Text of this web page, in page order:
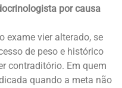
por causa
exame vier alterado, se
de peso e histórico
contraditório. Em quem
quando a meta não